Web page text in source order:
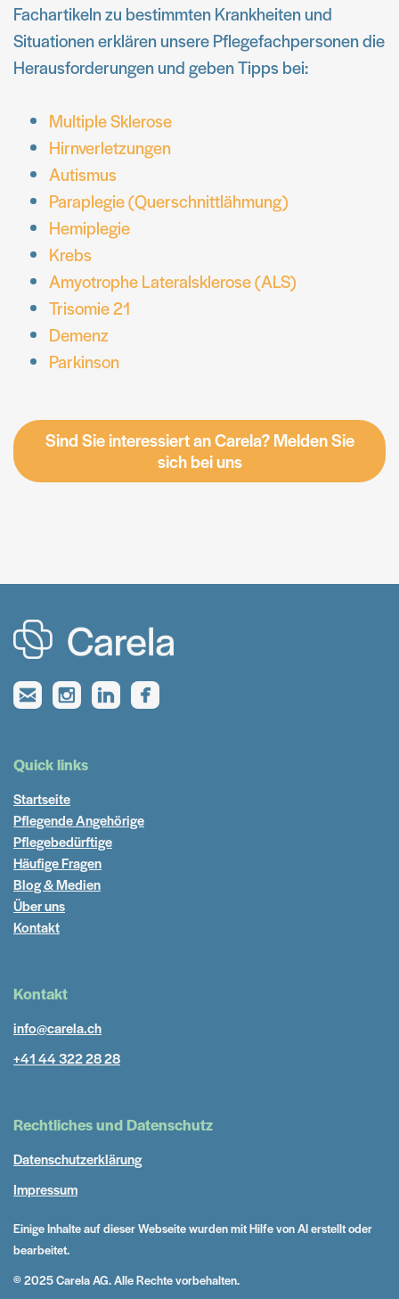
Fachartikeln zu bestimmten Krankheiten und
Situationen erklären unsere Pflegefachpersonen die
Herausforderungen und geben Tipps bei:
Multiple Sklerose
Hirnverletzungen
Autismus
Paraplegie (Querschnittlähmung)
Hemiplegie
Krebs
Amyotrophe Lateralsklerose (ALS)
Trisomie 21
Demenz
Parkinson
Sind Sie interessiert an Carela? Melden Sie
sich bei uns
Quick links
Startseite
Pflegende Angehörige
Pflegebedürftige
Häufige Fragen
Blog & Medien
Über uns
Kontakt
Kontakt
info@carela.ch
+41 44 322 28 28
Rechtliches und Datenschutz
Datenschutzerklärung
Impressum
Einige Inhalte auf dieser Webseite wurden mit Hilfe von AI erstellt oder
bearbeitet.
© 2025 Carela AG. Alle Rechte vorbehalten.